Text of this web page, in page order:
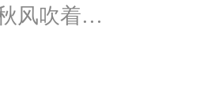
灵感源自秋日里的温暖回忆，漫步于满地红枫里，秋风吹着枫叶飒飒作响，我看着漫天的霞光，脑海里灵感渐渐浮现，希望绘出一场如秋意般温柔的婚礼，将所有的美好定格于此。